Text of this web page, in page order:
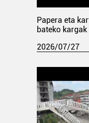
Papera eta
bateko
2026/07/27